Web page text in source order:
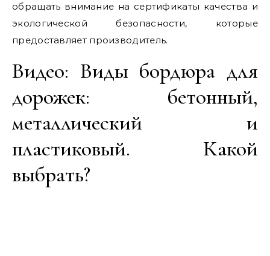
обращать внимание на сертификаты качества и
экологической безопасности, которые
предоставляет производитель.
Видео: Виды бордюра для
дорожек: бетонный,
металлический и
пластиковый. Какой
выбрать?